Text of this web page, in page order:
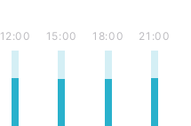
12:00 15:00 18:00 21:00